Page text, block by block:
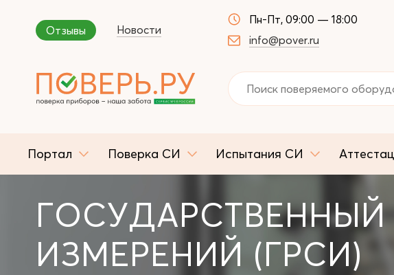
Отзывы Новости
Пн-Пт, 09:00 — 18:00
info@pover.ru
Портал Поверка СИ Испытания СИ
ГОСУДАРСТВЕННЫЙ
ИЗМЕРЕНИЙ (ГРСИ)